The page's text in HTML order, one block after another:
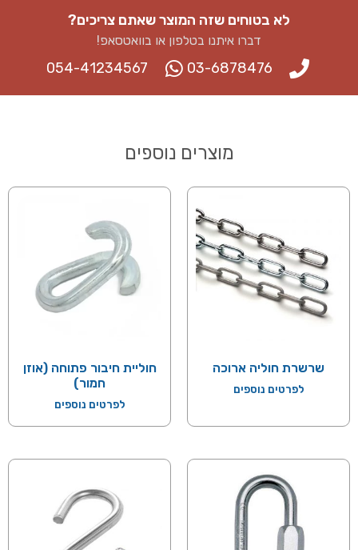
לא בטוחים שזה המוצר שאתם צריכים?
דברו איתנו בטלפון או בוואטסאפ​!
03-6878476
054-41234567
מוצרים נוספים
שרשרת חוליה ארוכה
לפרטים נוספים
חוליית חיבור פתוחה (אוזן
חמור)
לפרטים נוספים